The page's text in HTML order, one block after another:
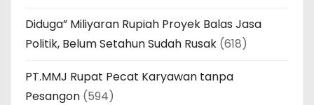
Diduga” Miliyaran Rupiah Proyek Balas Jasa
Politik, Belum Setahun Sudah Rusak (618)
PT.MMJ Rupat Pecat Karyawan tanpa
Pesangon (594)